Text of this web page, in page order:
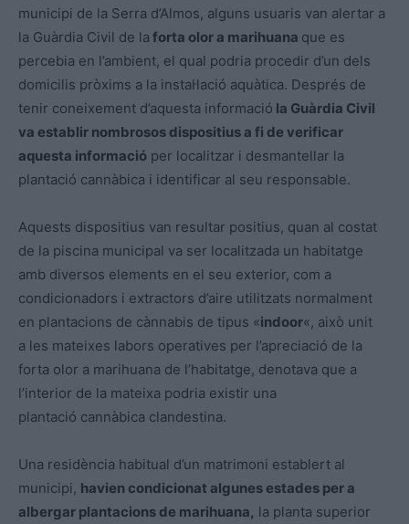
municipi de la Serra d’Almos, alguns usuaris van alertar a
la Guàrdia Civil de la forta olor a marihuana que es
percebia en l’ambient, el qual podria procedir d’un dels
domicilis pròxims a la instal·lació aquàtica. Després de
tenir coneixement d’aquesta informació la Guàrdia Civil
va establir nombrosos dispositius a fi de verificar
aquesta informació per localitzar i desmantellar la
plantació cannàbica i identificar al seu responsable.
Aquests dispositius van resultar positius, quan al costat
de la piscina municipal va ser localitzada un habitatge
amb diversos elements en el seu exterior, com a
condicionadors i extractors d’aire utilitzats normalment
en plantacions de cànnabis de tipus «indoor«, això unit
a les mateixes labors operatives per l’apreciació de la
forta olor a marihuana de l’habitatge, denotava que a
l’interior de la mateixa podria existir una
plantació cannàbica clandestina.
Una residència habitual d’un matrimoni establert al
municipi, havien condicionat algunes estades per a
albergar plantacions de marihuana, la planta superior